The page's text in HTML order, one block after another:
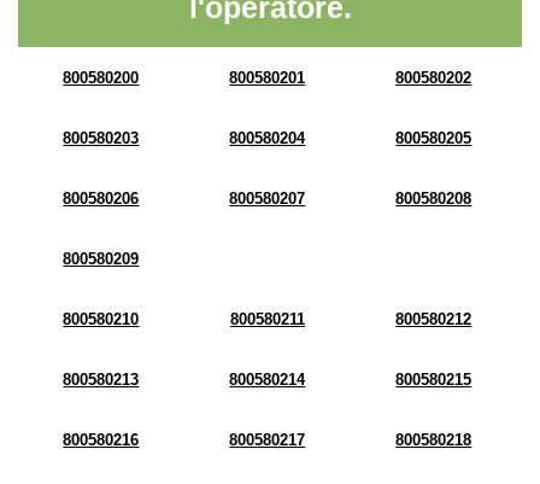
l'operatore.
800580200 800580201 800580202
800580203 800580204 800580205
800580206 800580207 800580208
800580209
800580210 800580211 800580212
800580213 800580214 800580215
800580216 800580217 800580218